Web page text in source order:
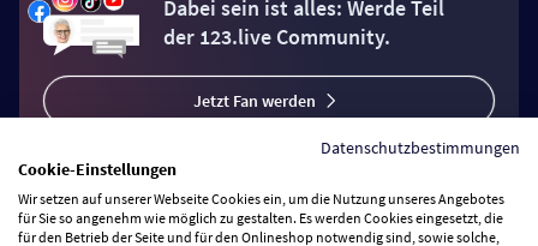
Dabei sein ist alles: Werde Teil
der 123.live Community.
Jetzt Fan werden
Datenschutzbestimmungen
Cookie-Einstellungen
Wir setzen auf unserer Webseite Cookies ein, um die Nutzung unseres Angebotes
für Sie so angenehm wie möglich zu gestalten. Es werden Cookies eingesetzt, die
für den Betrieb der Seite und für den Onlineshop notwendig sind, sowie solche,